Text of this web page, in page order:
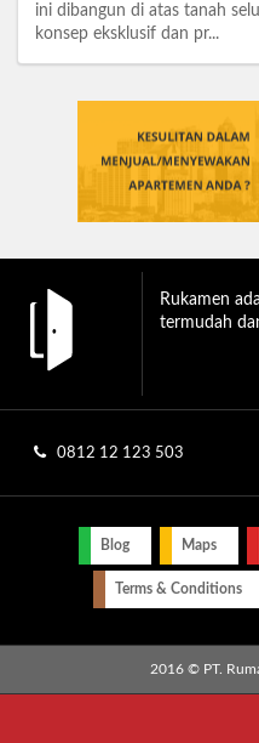
ini dibangun di atas tanah
konsep eksklusif dan pr...
Rukamen
termudah
0812 12 123 503
Blog Maps
Terms & Conditions
2016 © PT.